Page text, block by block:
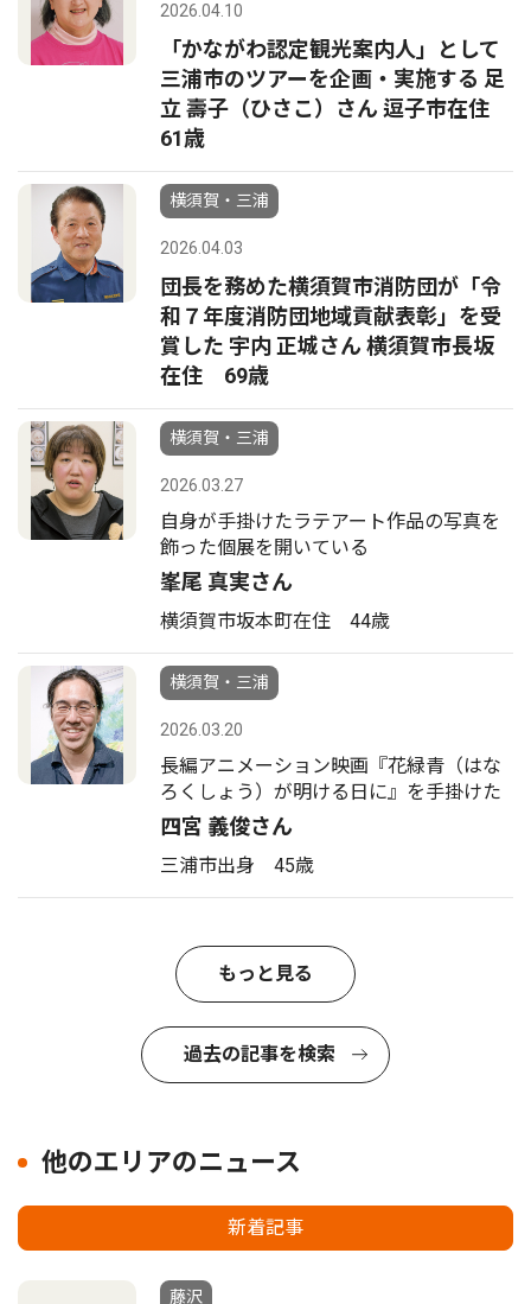
2026.04.10
「かながわ認定観光案内人」として
三浦市のツアーを企画・実施する 足
立 壽子（ひさこ）さん 逗子市在住
61歳
横須賀・三浦
2026.04.03
団長を務めた横須賀市消防団が「令
和７年度消防団地域貢献表彰」を受
賞した 宇内 正城さん 横須賀市長坂
在住 69歳
横須賀・三浦
2026.03.27
自身が手掛けたラテアート作品の写真を
飾った個展を開いている
峯尾 真実さん
横須賀市坂本町在住 44歳
横須賀・三浦
2026.03.20
長編アニメーション映画『花緑青（はな
ろくしょう）が明ける日に』を手掛けた
四宮 義俊さん
三浦市出身 45歳
もっと見る
過去の記事を検索
他のエリアのニュース
新着記事
藤沢